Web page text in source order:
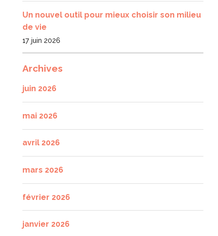
Un nouvel outil pour mieux choisir son milieu
de vie
17 juin 2026
Archives
juin 2026
mai 2026
avril 2026
mars 2026
février 2026
janvier 2026